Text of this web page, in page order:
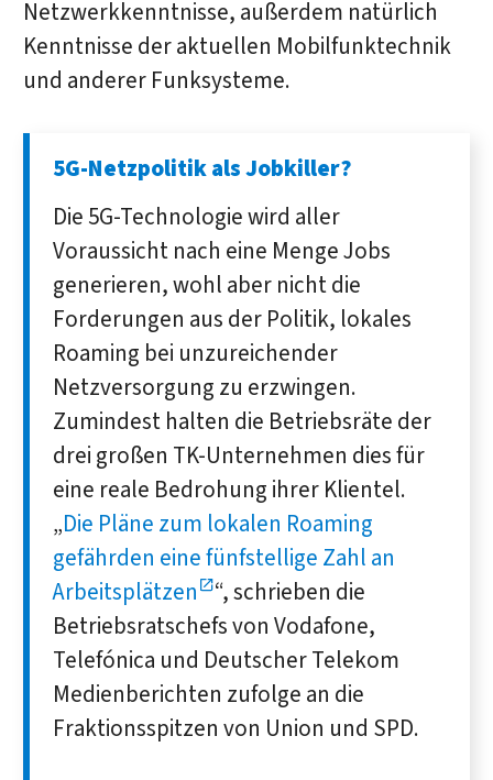
Netzwerkkenntnisse, außerdem natürlich
Kenntnisse der aktuellen Mobilfunktechnik
und anderer Funksysteme.
5G-Netzpolitik als Jobkiller?
Die 5G-Technologie wird aller
Voraussicht nach eine Menge Jobs
generieren, wohl aber nicht die
Forderungen aus der Politik, lokales
Roaming bei unzureichender
Netzversorgung zu erzwingen.
Zumindest halten die Betriebsräte der
drei großen TK-Unternehmen dies für
eine reale Bedrohung ihrer Klientel.
„Die Pläne zum lokalen Roaming
gefährden eine fünfstellige Zahl an
Arbeitsplätzen
“, schrieben die
Betriebsratschefs von Vodafone,
Telefónica und Deutscher Telekom
Medienberichten zufolge an die
Fraktionsspitzen von Union und SPD.